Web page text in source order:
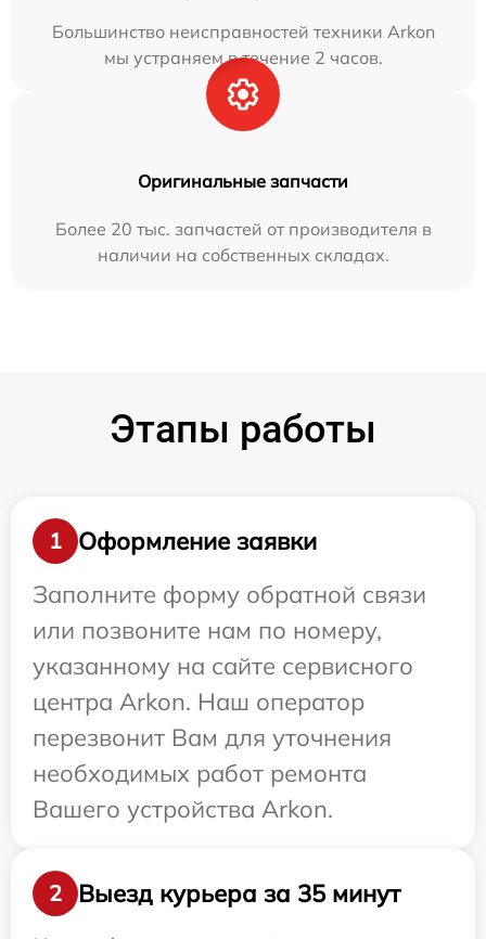
Большинство неисправностей техники Arkon
мы устраняем в течение 2 часов.
Оригинальные запчасти
Более 20 тыс. запчастей от производителя в
наличии на собственных складах.
Этапы работы
1
Оформление заявки
Заполните форму обратной связи
или позвоните нам по номеру,
указанному на сайте сервисного
центра Arkon. Наш оператор
перезвонит Вам для уточнения
необходимых работ ремонта
Вашего устройства Arkon.
2
Выезд курьера за 35 минут